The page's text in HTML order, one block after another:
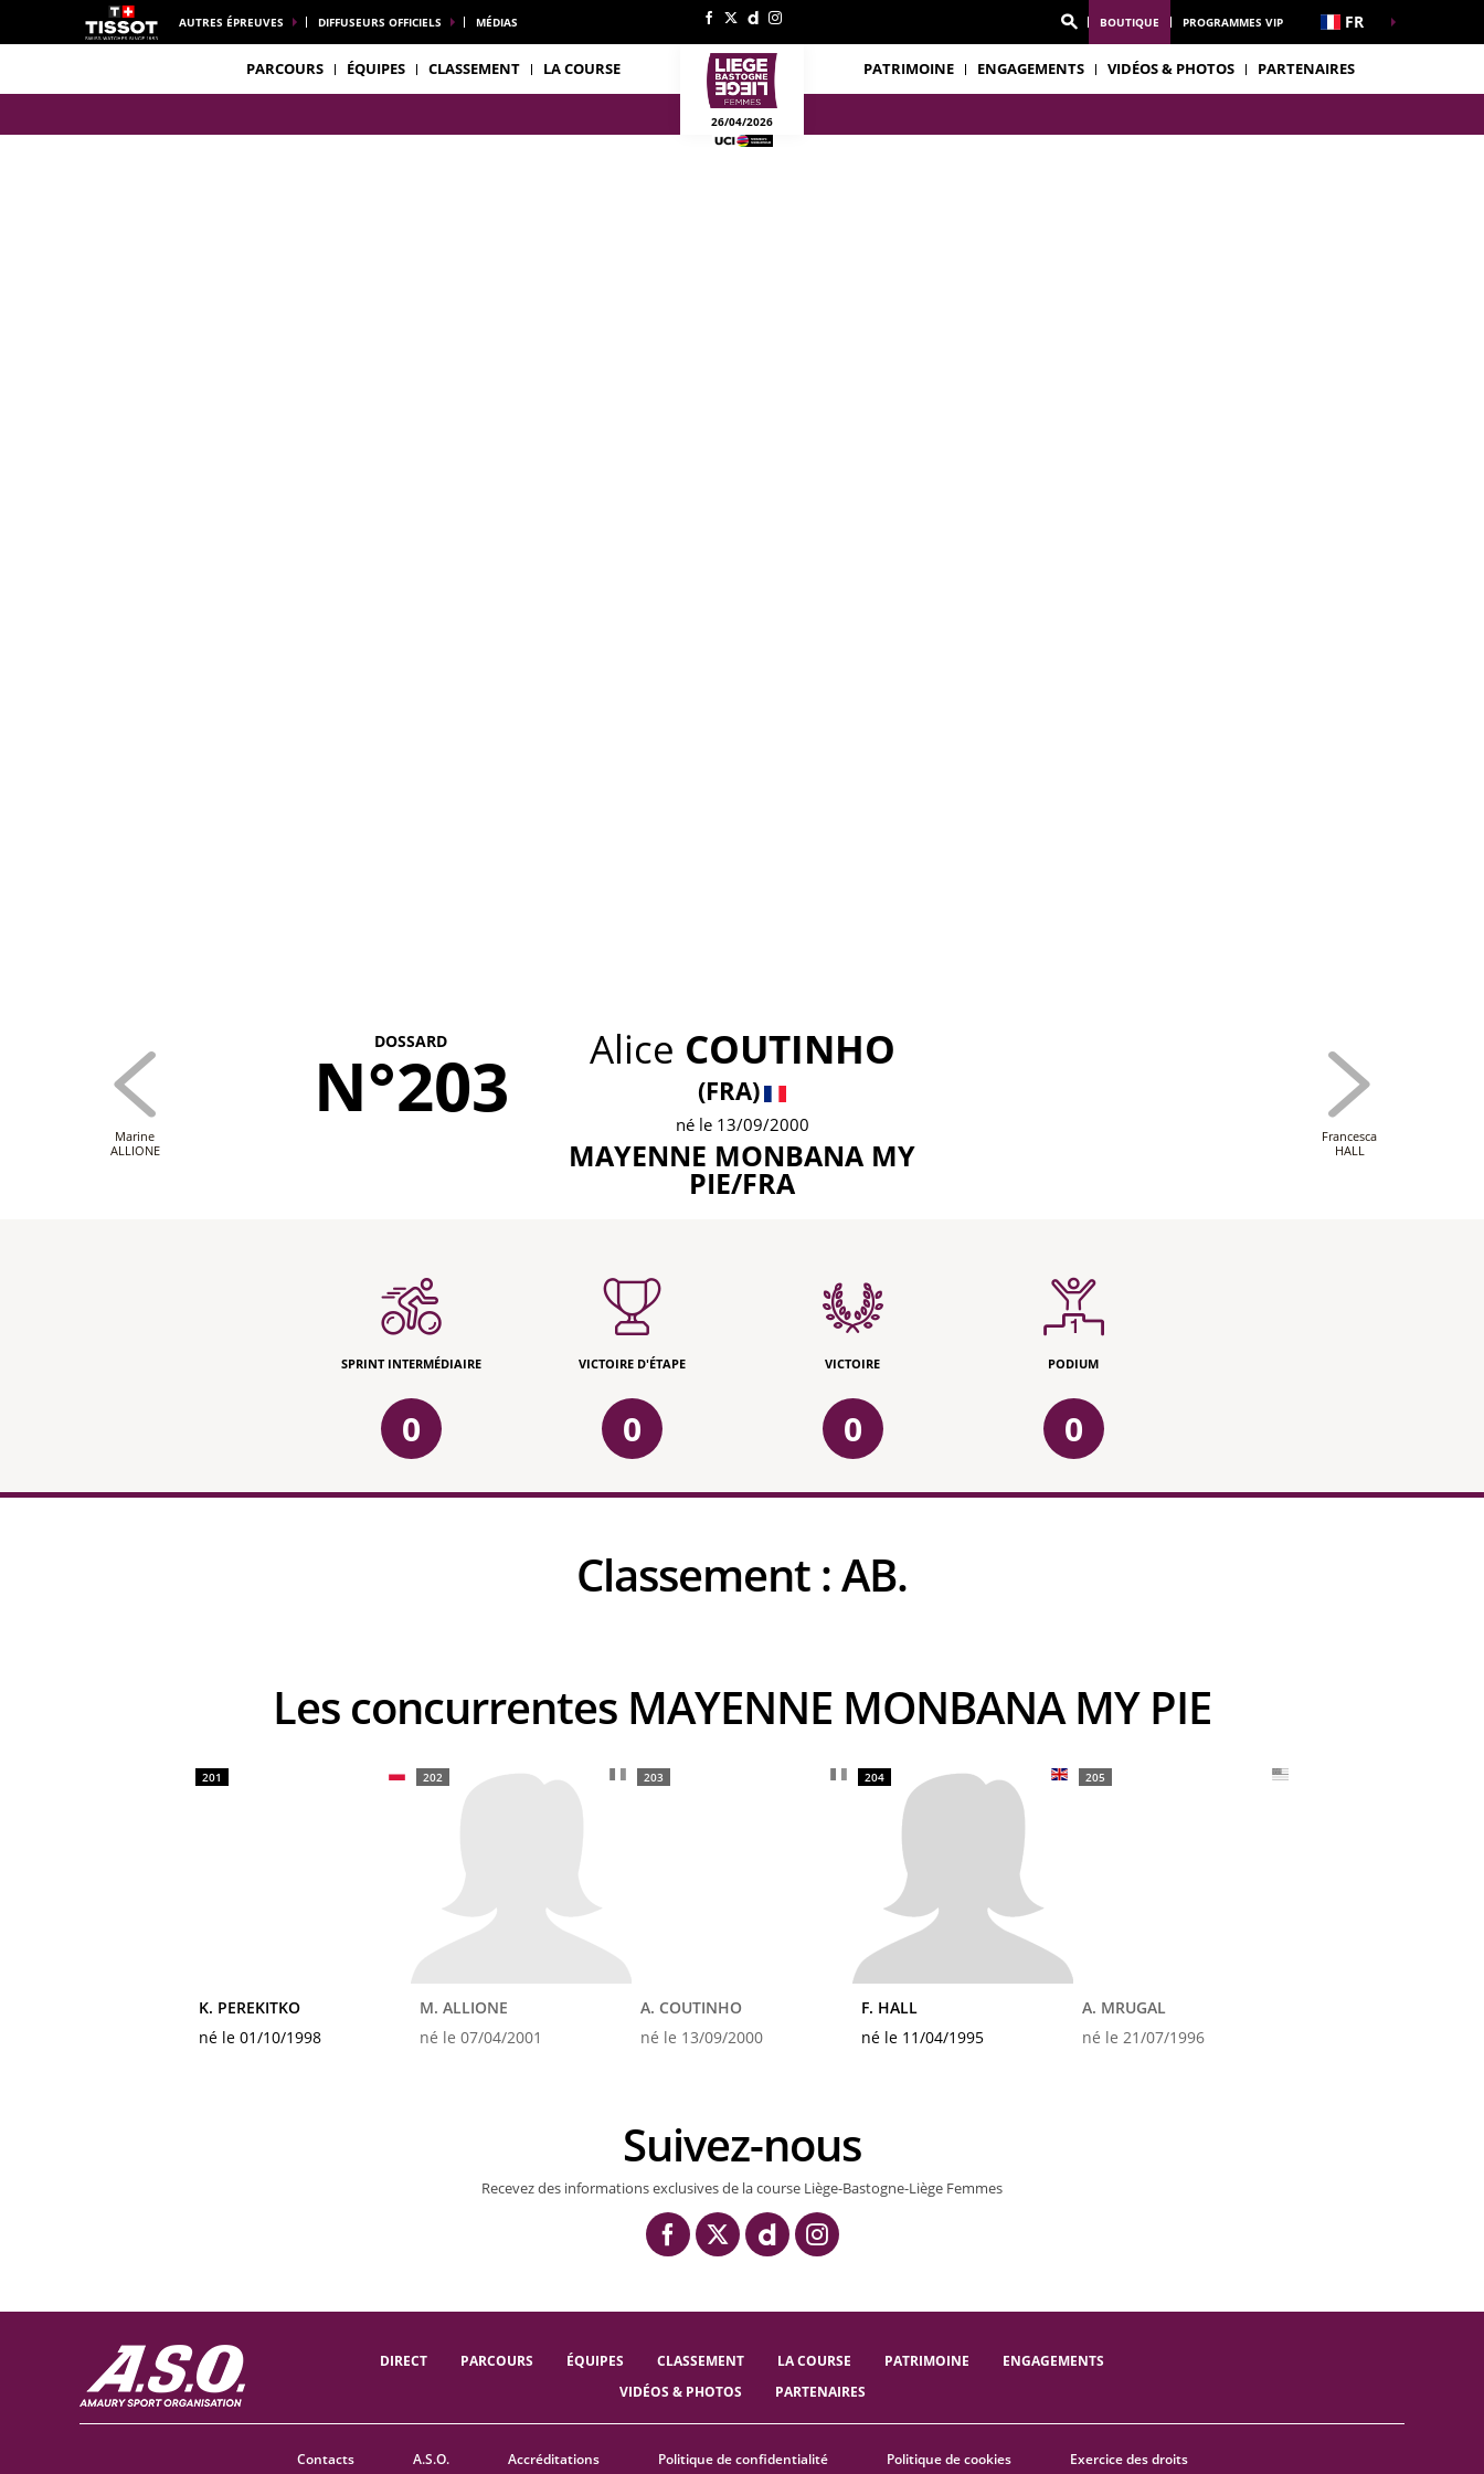
AUTRES ÉPREUVES DIFFUSEURS OFFICIELS MÉDIAS BOUTIQUE PROGRAMMES VIP FR
PARCOURS ÉQUIPES CLASSEMENT LA COURSE
26/04/2026
PATRIMOINE ENGAGEMENTS VIDÉOS & PHOTOS PARTENAIRES
DOSSARD
N°203 Alice COUTINHO
(FRA)
né le 13/09/2000
MAYENNE MONBANA MY
PIE/FRA
Marine
ALLIONE
Francesca
HALL
SPRINT INTERMÉDIAIRE
0
VICTOIRE D'ÉTAPE
0
VICTOIRE
0
PODIUM
0
Classement :AB.
Les concurrentes MAYENNE MONBANA MY PIE
201
K. PEREKITKO
né le 01/10/1998
202
M. ALLIONE
né le 07/04/2001
203
A. COUTINHO
né le 13/09/2000
204
F. HALL
né le 11/04/1995
205
A. MRUGAL
né le 21/07/1996
Suivez-nous
Recevez des informations exclusives de la course Liège-Bastogne-Liège Femmes
DIRECT PARCOURS ÉQUIPES CLASSEMENT LA COURSE PATRIMOINE
ENGAGEMENTS
VIDÉOS & PHOTOS
PARTENAIRES
Contacts A.S.O. Accréditations Politique de confidentialité Politique de cookies Exercice des droits